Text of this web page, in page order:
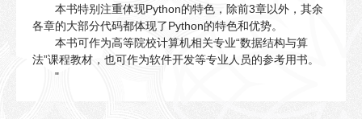
本书特别注重体现Python的特色，除前3章以外，其余
各章的大部分代码都体现了Python的特色和优势。
本书可作为高等院校计算机相关专业“数据结构与算
法”课程教材，也可作为软件开发等专业人员的参考用书。
"